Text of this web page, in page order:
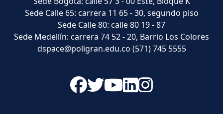
Sede Calle 65: carrera 11 65 - 30, segundo piso
Sede Calle 80: calle 80 19 - 87
Sede Medellín: carrera 74 52 - 20, Barrio Los Colores
dspace@poligran.edu.co (571) 745 5555